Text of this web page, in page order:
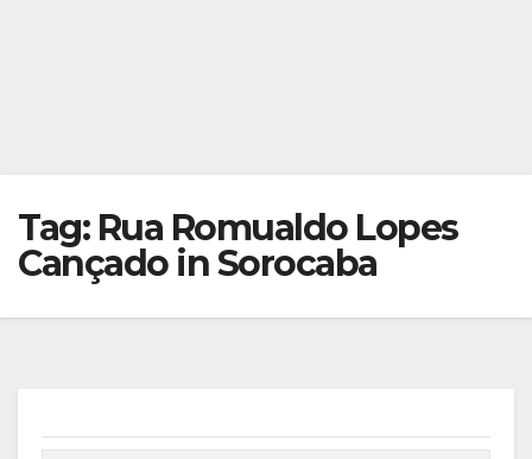
Tag: Rua Romualdo Lopes
Cançado in Sorocaba